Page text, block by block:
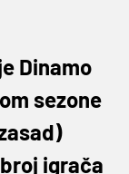
Dinamo
sezone
igrača